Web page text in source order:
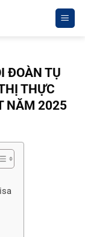
ĐOÀN TỤ
THỰC
NĂM 2025